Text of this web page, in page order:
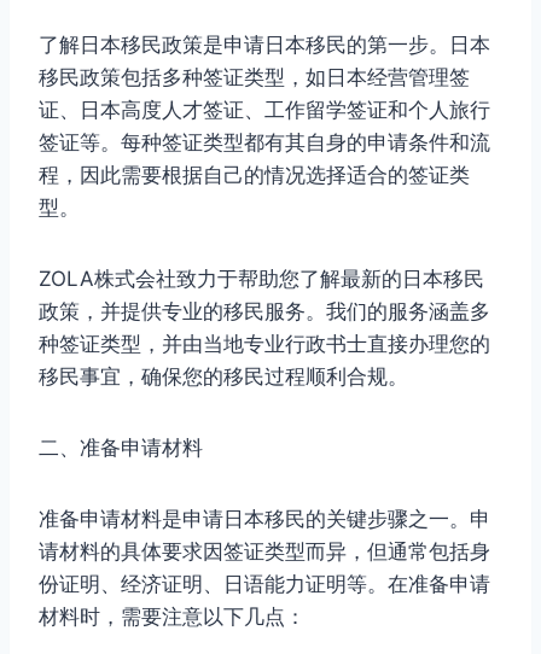
了解日本移民政策是申请日本移民的第一步。日本
移民政策包括多种签证类型，如日本经营管理签
证、日本高度人才签证、工作留学签证和个人旅行
签证等。每种签证类型都有其自身的申请条件和流
程，因此需要根据自己的情况选择适合的签证类
型。
ZOLA株式会社致力于帮助您了解最新的日本移民
政策，并提供专业的移民服务。我们的服务涵盖多
种签证类型，并由当地专业行政书士直接办理您的
移民事宜，确保您的移民过程顺利合规。
二、准备申请材料
准备申请材料是申请日本移民的关键步骤之一。申
请材料的具体要求因签证类型而异，但通常包括身
份证明、经济证明、日语能力证明等。在准备申请
材料时，需要注意以下几点：